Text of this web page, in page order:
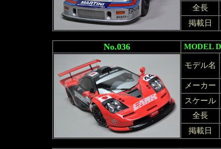
全長
掲載日
No.036 MODEL
モデル名
メーカー
スケール
全長
掲載日